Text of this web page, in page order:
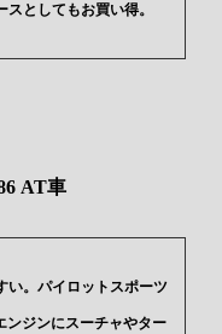
としてもお買い得。
AT車
い。パイロットスポーツ
ンジンにスーチャやター